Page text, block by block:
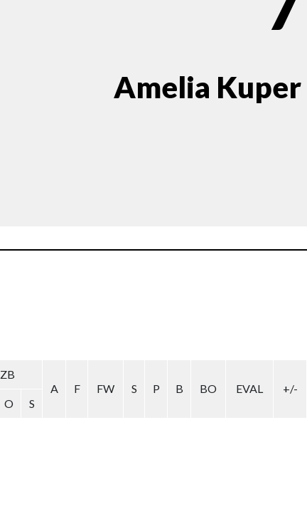
Amelia Kuper
ZB
A
F FW S P B BO EVAL
+/-
O S